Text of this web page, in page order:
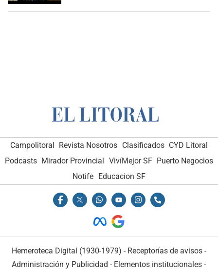
Campolitoral Revista Nosotros Clasificados CYD Litoral
Podcasts Mirador Provincial VivíMejor SF Puerto Negocios
Notife Educacion SF
Hemeroteca Digital (1930-1979) - Receptorías de avisos -
Administración y Publicidad - Elementos institucionales -